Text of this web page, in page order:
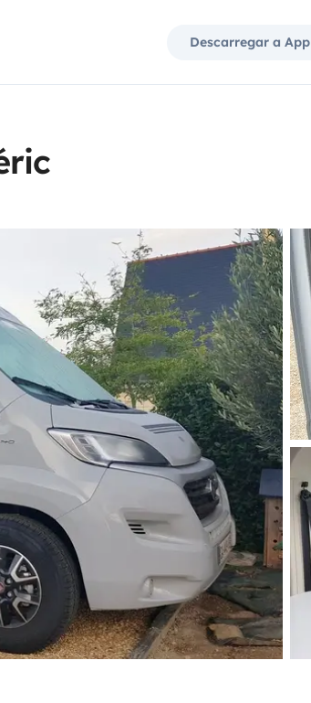
Descarregar a App